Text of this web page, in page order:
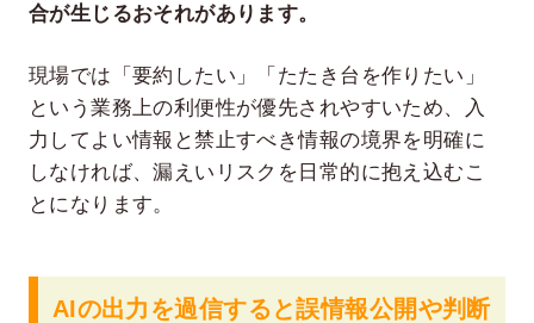
合が生じるおそれがあります。
現場では「要約したい」「たたき台を作りたい」
という業務上の利便性が優先されやすいため、入
力してよい情報と禁止すべき情報の境界を明確に
しなければ、漏えいリスクを日常的に抱え込むこ
とになります。
AIの出力を過信すると誤情報公開や判断